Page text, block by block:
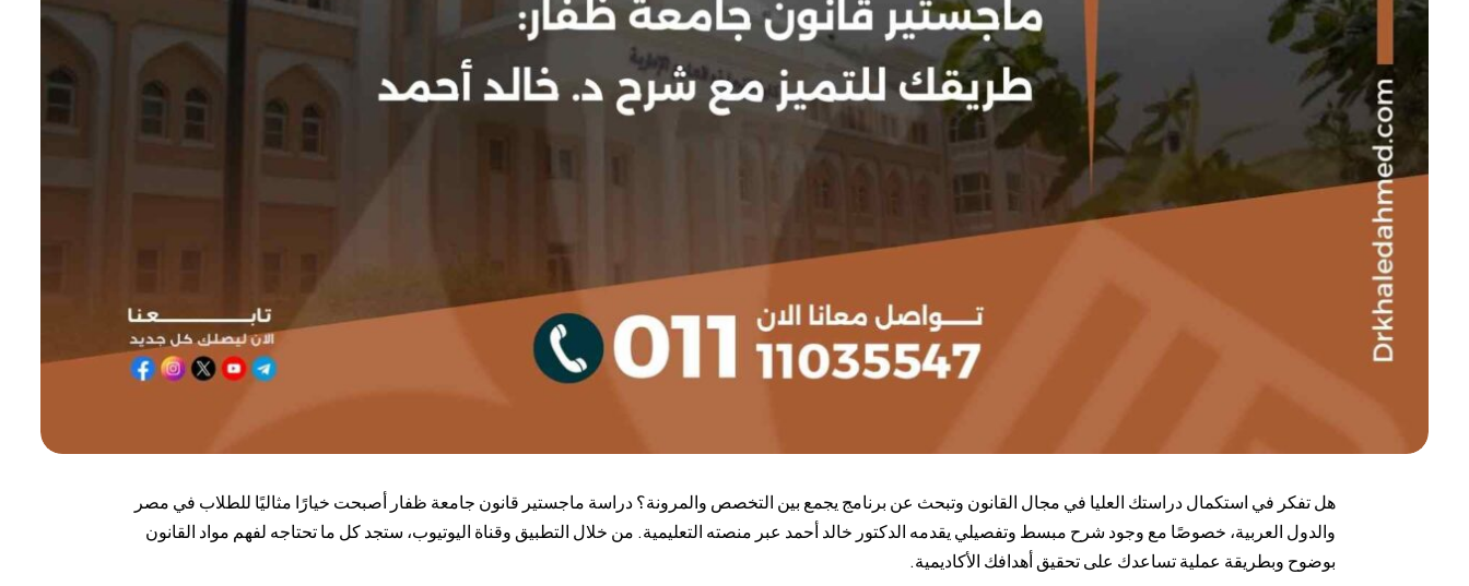
هل تفكر في استكمال دراستك العليا في مجال القانون وتبحث عن برنامج يجمع بين التخصص والمرونة؟ دراسة ماجستير قانون جامعة ظفار أصبحت خيارًا مثاليًا للطلاب في مصر
والدول العربية، خصوصًا مع وجود شرح مبسط وتفصيلي يقدمه الدكتور خالد أحمد عبر منصته التعليمية. من خلال التطبيق وقناة اليوتيوب، ستجد كل ما تحتاجه لفهم مواد القانون
بوضوح وبطريقة عملية تساعدك على تحقيق أهدافك الأكاديمية.